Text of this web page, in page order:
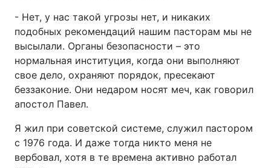
- Нет, у нас такой угрозы нет, и никаких
подобных рекомендаций нашим пасторам мы не
высылали. Органы безопасности – это
нормальная институция, когда они выполняют
свое дело, охраняют порядок, пресекают
беззаконие. Они недаром носят меч, как говорил
апостол Павел.
Я жил при советской системе, служил пастором
с 1976 года. И даже тогда никто меня не
вербовал, хотя в те времена активно работал